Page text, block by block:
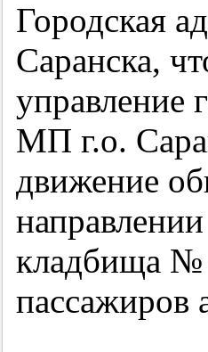
Городская
Саранска,
управление
МП г.о.
движение
кладбища №
пассажиров